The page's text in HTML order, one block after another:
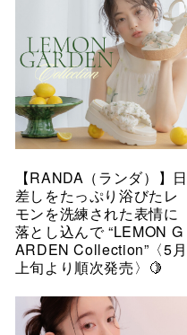
【RANDA（ランダ）】日
差しをたっぷり浴びたレ
モンを洗練された表情に
落とし込んで “LEMON G
ARDEN Collection”〈5月
上旬より順次発売〉🍋